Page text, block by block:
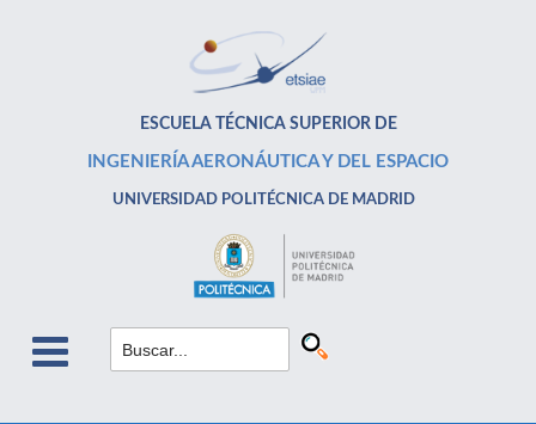
ESCUELA TÉCNICA SUPERIOR DE
INGENIERÍA AERONÁUTICA Y DEL ESPACIO
UNIVERSIDAD POLITÉCNICA DE MADRID